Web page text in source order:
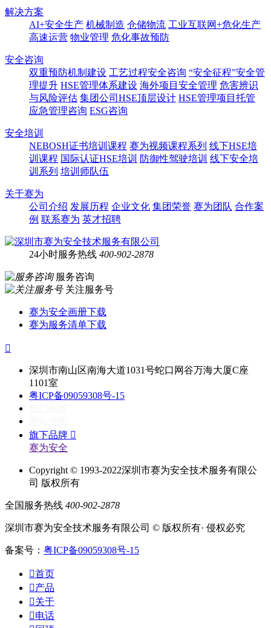
解决方案
AI+安全生产 机械制造 仓储物流 工业互联网+危化生产
高速运营 物业管理 危化事故预防
安全咨询
双重预防机制建设 工艺过程安全咨询 “安全征程”安全管
理提升 HSE管理体系建设 海外项目安全管理 危害辨识
与风险评估 集团公司HSE顶层设计 HSE管理项目托管
应急管理咨询 ESG咨询
安全培训
NEBOSH证书培训课程 赛为视频课程系列 线下HSE培
训课程 国际认证HSE培训 防御性驾驶培训 线下安全培
训系列 培训师队伍
关于赛为
公司介绍 发展历程 企业文化 集团荣誉 赛为团队 合作案
例 联系赛为 英才招聘
24小时服务热线 400-902-2878
服务咨询
关注服务号
赛为安全画册下载
赛为服务清单下载

深圳市南山区南海大道1031号蛇口网谷万海大厦C座
1101室
粤ICP备09059308号-15
旗下品牌 
赛为安全
Copyright © 1993-2022深圳市赛为安全技术服务有限公
司 版权所有
全国服务热线 400-902-2878
深圳市赛为安全技术服务有限公司 © 版权所有· 侵权必究
备案号： 粤ICP备09059308号-15
首页
产品
关于
电话